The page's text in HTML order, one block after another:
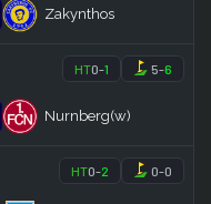
Zakynthos
HT0-1 5-6
Nurnberg(w)
HT0-2 0-0